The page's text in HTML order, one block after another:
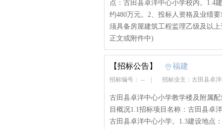
点：古田县卓洋中心小学校内。1.4
约480万元。2、投标人资格及业绩
须具备房屋建筑工程监理乙级及以
正文或附件中)
【招标公告】 福建
招标编号： -- 招标业主：古田县卓
古田县卓洋中心小学教学楼及附属
目概况1.1招标项目名称：古田县卓
古田县卓洋中心小学。1.3建设地点